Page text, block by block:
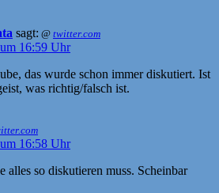
sagt: @ twitter.com
16:59 Uhr
das wurde schon immer diskutiert. Ist
was richtig/falsch ist.
16:58 Uhr
alles so diskutieren muss. Scheinbar